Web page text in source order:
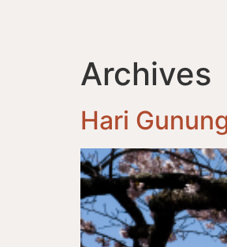
Archives
Hari